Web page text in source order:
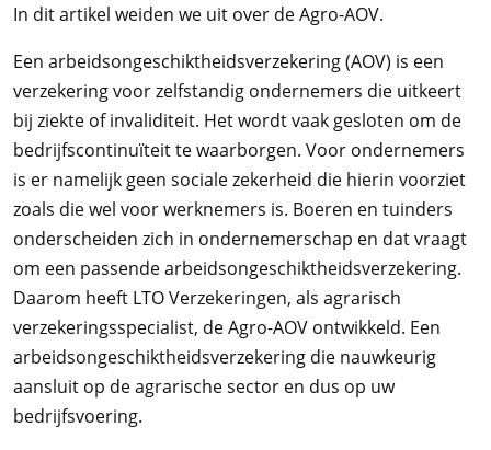
In dit artikel weiden we uit over de Agro-AOV.
Een arbeidsongeschiktheidsverzekering (AOV) is een
verzekering voor zelfstandig ondernemers die uitkeert
bij ziekte of invaliditeit. Het wordt vaak gesloten om de
bedrijfscontinuïteit te waarborgen. Voor ondernemers
is er namelijk geen sociale zekerheid die hierin voorziet
zoals die wel voor werknemers is. Boeren en tuinders
onderscheiden zich in ondernemerschap en dat vraagt
om een passende arbeidsongeschiktheidsverzekering.
Daarom heeft LTO Verzekeringen, als agrarisch
verzekeringsspecialist, de Agro-AOV ontwikkeld. Een
arbeidsongeschiktheidsverzekering die nauwkeurig
aansluit op de agrarische sector en dus op uw
bedrijfsvoering.